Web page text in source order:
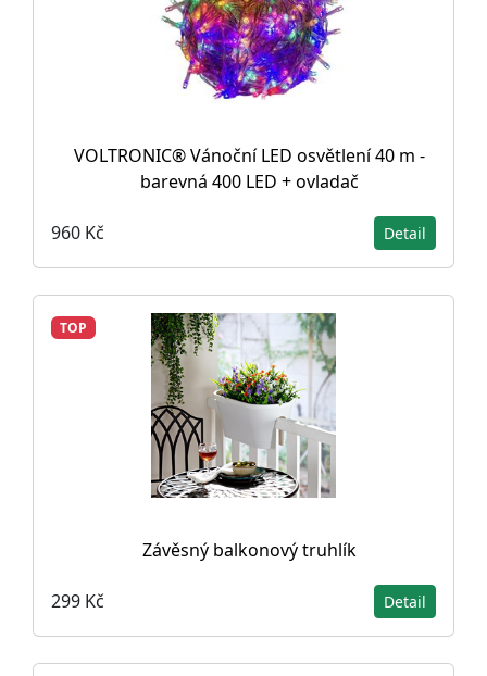
VOLTRONIC® Vánoční LED osvětlení 40 m -
barevná 400 LED + ovladač
960 Kč Detail
TOP
Závěsný balkonový truhlík
299 Kč Detail